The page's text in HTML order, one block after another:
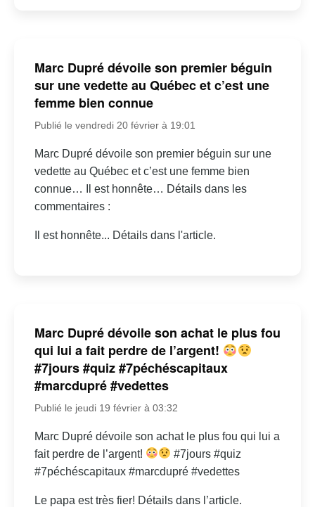
Marc Dupré dévoile son premier béguin
sur une vedette au Québec et c’est une
femme bien connue
Publié le vendredi 20 février à 19:01
Marc Dupré dévoile son premier béguin sur une
vedette au Québec et c’est une femme bien
connue… Il est honnête… Détails dans les
commentaires :
Il est honnête... Détails dans l'article.
Marc Dupré dévoile son achat le plus fou
qui lui a fait perdre de l’argent!
#7jours #quiz #7péchéscapitaux
#marcdupré #vedettes
Publié le jeudi 19 février à 03:32
Marc Dupré dévoile son achat le plus fou qui lui a
fait perdre de l’argent!
#7jours #quiz
#7péchéscapitaux #marcdupré #vedettes
Le papa est très fier! Détails dans l’article.